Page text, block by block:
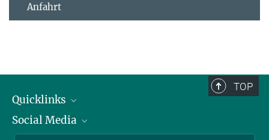
Anfahrt
TOP
Quicklinks
IMPRS Graduiertenschule
Social Media